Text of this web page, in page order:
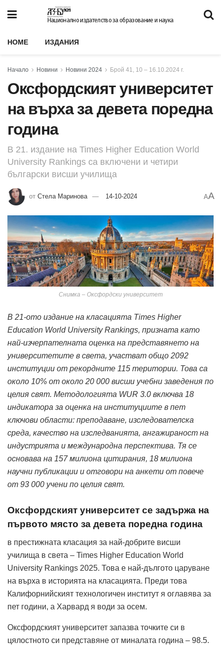
Национално издателство за образование и наука
HOME ИЗДАНИЯ
Начало Новини Новини 2024 Брой 41, 10 – 16.10.2024 г.
Оксфордският университет
на върха за девета поредна
година
В 21. издание на Times Higher Education World
University Rankings са включени и четири
български висши училища
от Стела Маринова 14-10-2024 AA
Снимка – Оксфордски университет
В 21-ото издание на класацията Times Higher
Education World University Rankings, призната като
най-изчерпателната оценка на представянето на
университетите в света, участват общо 2092
институции от рекордните 115 територии. Това са
около 10% от около 20 000 висши учебни заведения по
целия свят. Методологията WUR 3.0 включва 18
индикатора за оценка на институциите в пет
ключови области: преподаване, изследователска
среда, качество на изследванията, ангажираност на
индустрията и международна перспектива. Тя се
основава на 157 милиона цитирания, 18 милиона
научни публикации и отговори на анкети от повече
от 93 000 учени по целия свят.
Оксфордският университет се задържа на
първото място за девета поредна година
в престижната класация за най-добрите висши
училища в света – Times Higher Education World
University Rankings 2025. Това е най-дългото царуване
на върха в историята на класацията. Преди това
Калифорнийският технологичен институт я оглавява за
пет години, а Харвард я води за осем.
Оксфордският университет запазва точките си в
цялостното си представяне от миналата година – 98.5.